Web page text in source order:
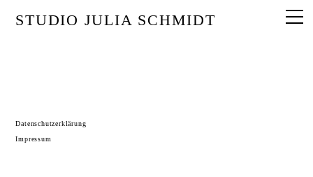
STUDIO JULIA SCHMIDT
Datenschutzerklärung
Impressum